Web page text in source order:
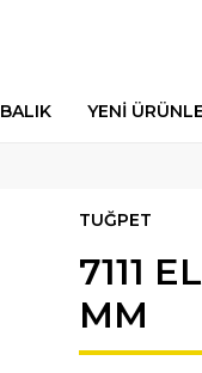
BALIK YENİ
TUĞPET
7111
MM